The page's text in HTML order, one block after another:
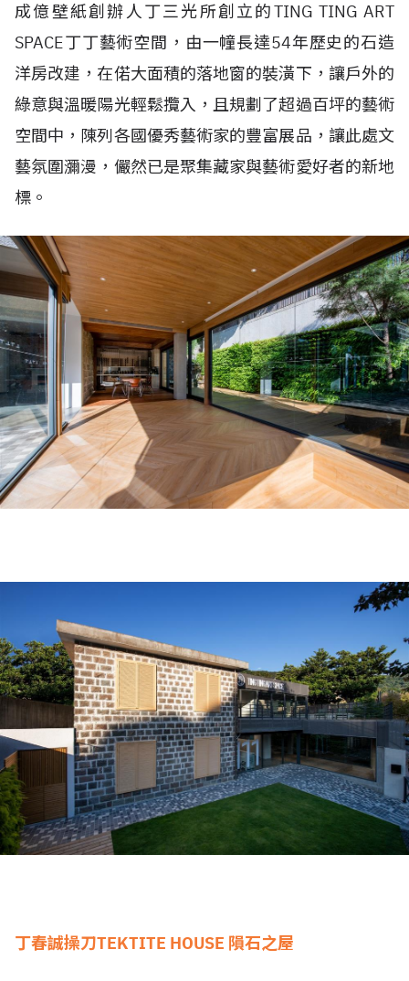
成億壁紙創辦人丁三光所創立的TING TING ART
SPACE丁丁藝術空間，由一幢長達54年歷史的石造
洋房改建，在偌大面積的落地窗的裝潢下，讓戶外的
綠意與溫暖陽光輕鬆攬入，且規劃了超過百坪的藝術
空間中，陳列各國優秀藝術家的豐富展品，讓此處文
藝氛圍瀰漫，儼然已是聚集藏家與藝術愛好者的新地
標。
丁春誠操刀TEKTITE HOUSE 隕石之屋